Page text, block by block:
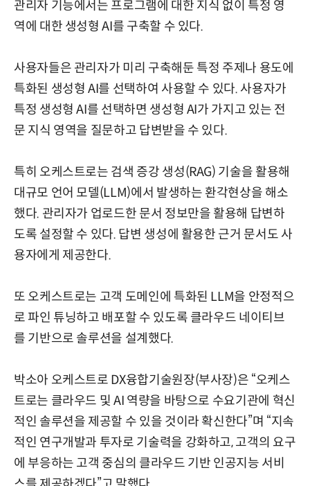
관리자 기능에서는 프로그램에 대한 지식 없이 특정 영
역에 대한 생성형 AI를 구축할 수 있다.
사용자들은 관리자가 미리 구축해둔 특정 주제나 용도에
특화된 생성형 AI를 선택하여 사용할 수 있다. 사용자가
특정 생성형 AI를 선택하면 생성형 AI가 가지고 있는 전
문 지식 영역을 질문하고 답변받을 수 있다.
특히 오케스트로는 검색 증강 생성(RAG) 기술을 활용해
대규모 언어 모델(LLM)에서 발생하는 환각현상을 해소
했다. 관리자가 업로드한 문서 정보만을 활용해 답변하
도록 설정할 수 있다. 답변 생성에 활용한 근거 문서도 사
용자에게 제공한다.
또 오케스트로는 고객 도메인에 특화된 LLM을 안정적으
로 파인 튜닝하고 배포할 수 있도록 클라우드 네이티브
를 기반으로 솔루션을 설계했다.
박소아 오케스트로 DX융합기술원장(부사장)은 “오케스
트로는 클라우드 및 AI 역량을 바탕으로 수요기관에 혁신
적인 솔루션을 제공할 수 있을 것이라 확신한다”며 “지속
적인 연구개발과 투자로 기술력을 강화하고, 고객의 요구
에 부응하는 고객 중심의 클라우드 기반 인공지능 서비